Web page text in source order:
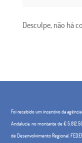
Desculpe, não há
Foi recebido um incentivo da
Andalucía, no montante de €
de Desenvolvimento Regional,